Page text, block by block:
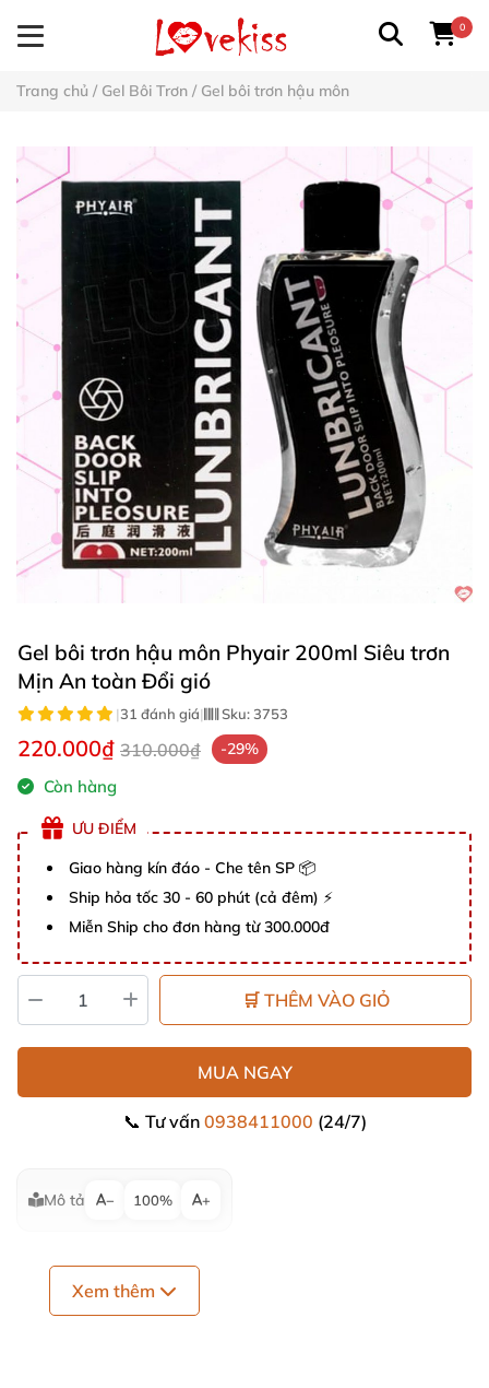
0
Trang chủ / Gel Bôi Trơn / Gel bôi trơn hậu môn
Gel bôi trơn hậu môn Phyair 200ml Siêu trơn
Mịn An toàn Đổi gió
|31 đánh giá| Sku:3753
220.000₫ 310.000₫ -29%
Còn hàng
ƯU ĐIỂM
Giao hàng kín đáo - Che tên SP 📦
Ship hỏa tốc 30 - 60 phút (cả đêm) ⚡
Miễn Ship cho đơn hàng từ 300.000đ
🛒 THÊM VÀO GIỎ
MUA NGAY
📞 Tư vấn 0938411000 (24/7)
Mô tả − 100% +
Xem thêm